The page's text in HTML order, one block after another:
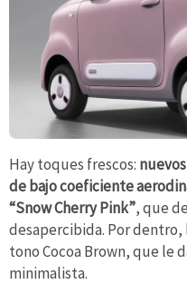
Hay toques frescos:
de bajo coeficiente
“Snow Cherry Pink”, que
desapercibida. Por
tono Cocoa Brown, que le
minimalista.